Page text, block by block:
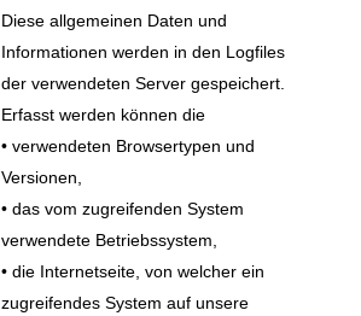
Diese allgemeinen Daten und
Informationen werden in den Logfiles
der verwendeten Server gespeichert.
Erfasst werden können die
• verwendeten Browsertypen und
Versionen,
• das vom zugreifenden System
verwendete Betriebssystem,
• die Internetseite, von welcher ein
zugreifendes System auf unsere